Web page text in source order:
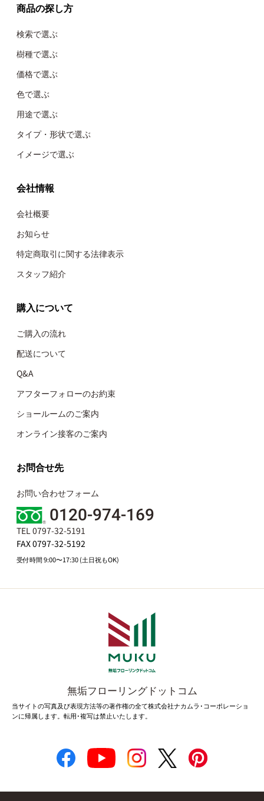
商品の探し方
検索で選ぶ
樹種で選ぶ
価格で選ぶ
色で選ぶ
用途で選ぶ
タイプ・形状で選ぶ
イメージで選ぶ
会社情報
会社概要
お知らせ
特定商取引に関する法律表示
スタッフ紹介
購入について
ご購入の流れ
配送について
Q&A
アフターフォローのお約束
ショールームのご案内
オンライン接客のご案内
お問合せ先
お問い合わせフォーム
0120-974-169
TEL 0797-32-5191
FAX 0797-32-5192
受付時間 9:00〜17:30 (土日祝もOK)
無垢フローリングドットコム
当サイトの写真及び表現方法等の著作権の全て株式会社ナカムラ･コーポレーショ
ンに帰属します。転用･複写は禁止いたします。